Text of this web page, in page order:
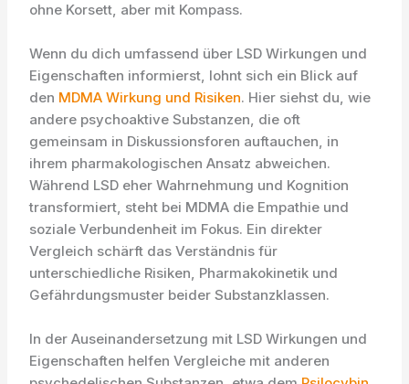
ohne Korsett, aber mit Kompass.
Wenn du dich umfassend über LSD Wirkungen und
Eigenschaften informierst, lohnt sich ein Blick auf
den MDMA Wirkung und Risiken. Hier siehst du, wie
andere psychoaktive Substanzen, die oft
gemeinsam in Diskussionsforen auftauchen, in
ihrem pharmakologischen Ansatz abweichen.
Während LSD eher Wahrnehmung und Kognition
transformiert, steht bei MDMA die Empathie und
soziale Verbundenheit im Fokus. Ein direkter
Vergleich schärft das Verständnis für
unterschiedliche Risiken, Pharmakokinetik und
Gefährdungsmuster beider Substanzklassen.
In der Auseinandersetzung mit LSD Wirkungen und
Eigenschaften helfen Vergleiche mit anderen